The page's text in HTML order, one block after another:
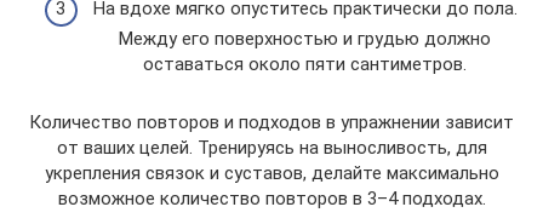
На вдохе мягко опуститесь практически до пола.
Между его поверхностью и грудью должно
оставаться около пяти сантиметров.
Количество повторов и подходов в упражнении зависит
от ваших целей. Тренируясь на выносливость, для
укрепления связок и суставов, делайте максимально
возможное количество повторов в 3–4 подходах.